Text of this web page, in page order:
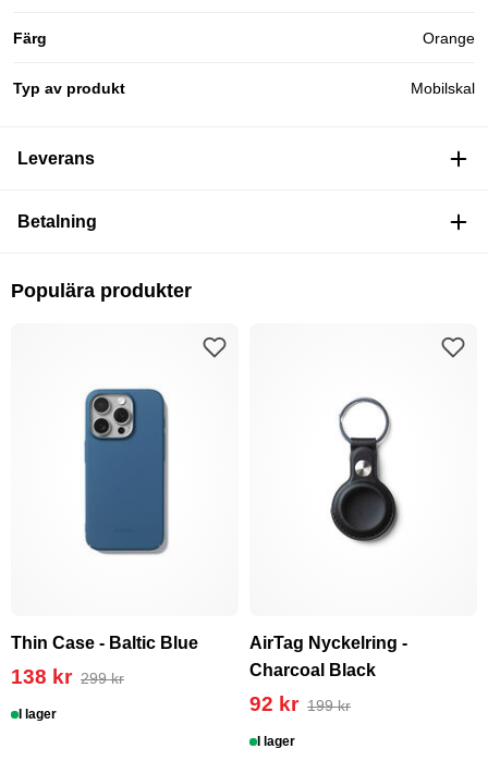
Färg Orange
Typ av produkt Mobilskal
Leverans
Betalning
Populära produkter
Thin Case - Baltic Blue
138 kr 299 kr
I lager
AirTag Nyckelring -
Charcoal Black
92 kr 199 kr
I lager